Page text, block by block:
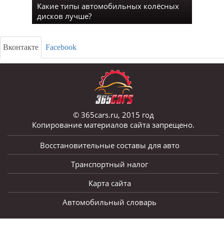
Какие типы автомобильных колёсных
дисков лучше?
Вконтакте Facebook
© 365cars.ru, 2015 год
Копирование материалов сайта запрещено.
Восстановительные составы для авто
Транспортный налог
Карта сайта
Автомобильный словарь